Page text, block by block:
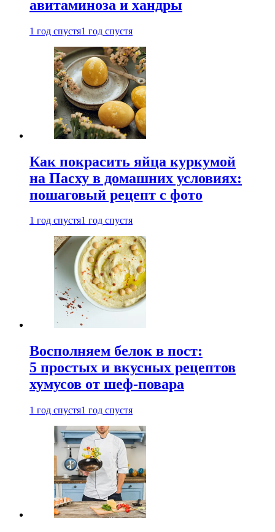
авитаминоза и хандры
1 год спустя1 год спустя
Как покрасить яйца куркумой
на Пасху в домашних условиях:
пошаговый рецепт с фото
1 год спустя1 год спустя
Восполняем белок в пост:
5 простых и вкусных рецептов
хумусов от шеф-повара
1 год спустя1 год спустя